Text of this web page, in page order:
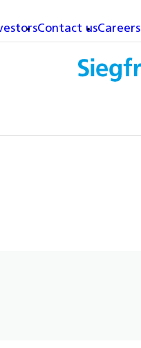
Contact usCareers